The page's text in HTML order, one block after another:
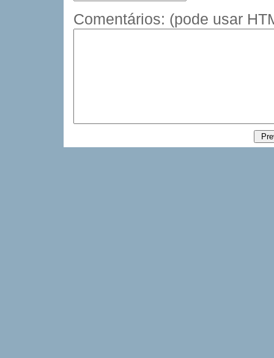
Comentários: (pode usar